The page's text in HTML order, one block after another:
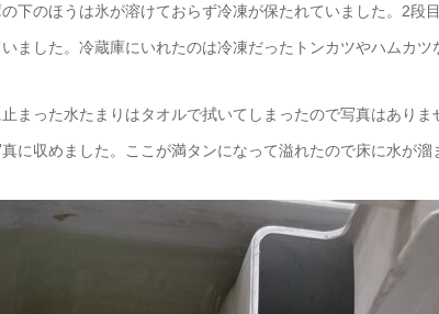
下のほうは氷が溶けておらず冷凍が保たれていました。2段
ました。冷蔵庫にいれたのは冷凍だったトンカツやハムカツ
まった水たまりはタオルで拭いてしまったので写真はあり
に収めました。ここが満タンになって溢れたので床に水が溜